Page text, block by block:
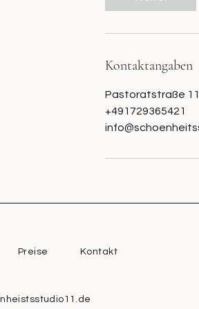
Kontaktangaben
Pastoratstraße
+491729365421
Preise Kontakt